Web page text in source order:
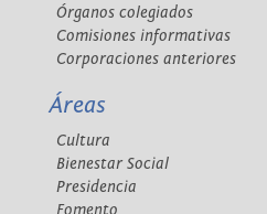
Órganos colegiados
Comisiones informativas
Corporaciones anteriores
Áreas
Cultura
Bienestar Social
Presidencia
Fomento